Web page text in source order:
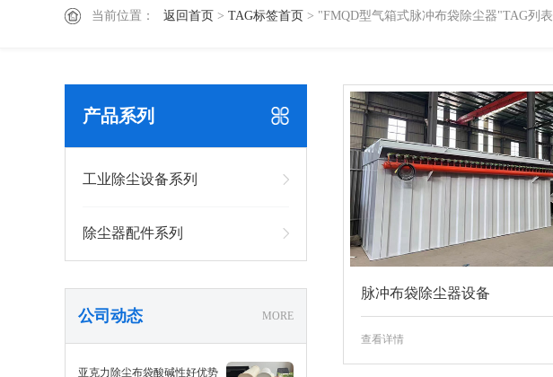
当前位置： 返回首页 > TAG标签首页 > "FMQD型气箱式脉冲布袋除尘器"TAG列表
产品系列
工业除尘设备系列
除尘器配件系列
公司动态 MORE
亚克力除尘布袋酸碱性好优势
脉冲布袋除尘器设备
查看详情